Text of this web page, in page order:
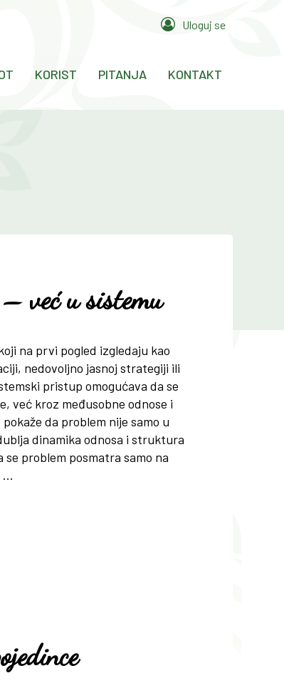
Uloguj se
KORIST PITANJA KONTAKT
već u sistemu
na prvi pogled izgledaju kao
nedovoljno jasnoj strategiji ili
pristup omogućava da se
već kroz međusobne odnose i
da problem nije samo u
dinamika odnosa i struktura
problem posmatra samo na